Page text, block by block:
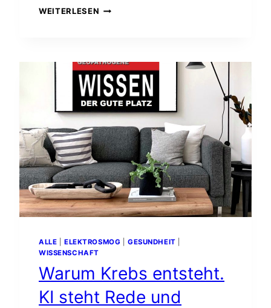
WEITERLESEN „STRAHLENDE“
ALLE ELEKTROSMOG GESUNDHEIT
WISSENSCHAFT
Warum Krebs entsteht.
KI steht Rede und